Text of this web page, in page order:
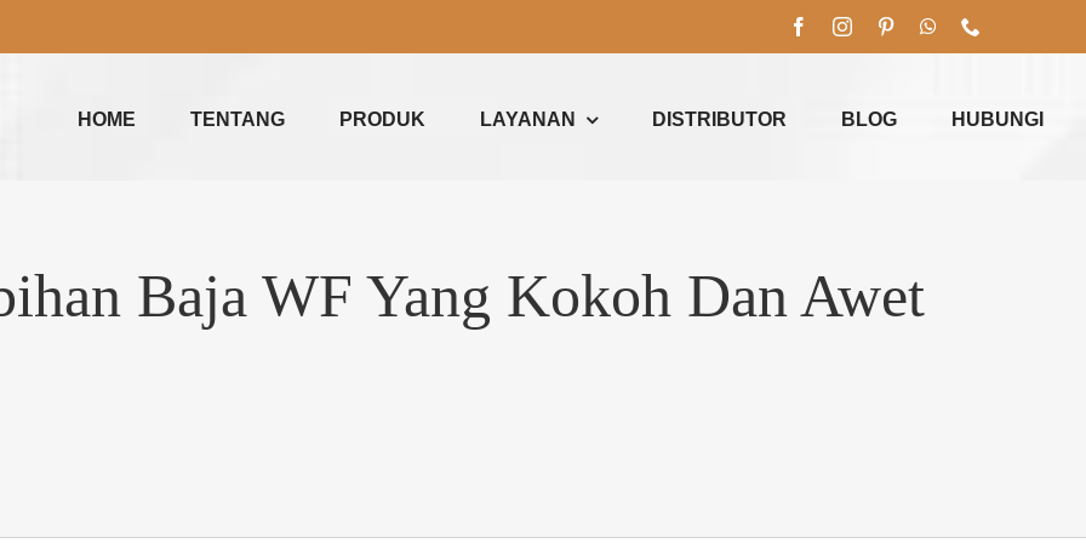
HOME TENTANG PRODUK LAYANAN DISTRIBUTOR BLOG HUBUNGI
Baja WF Yang Kokoh Dan Awet